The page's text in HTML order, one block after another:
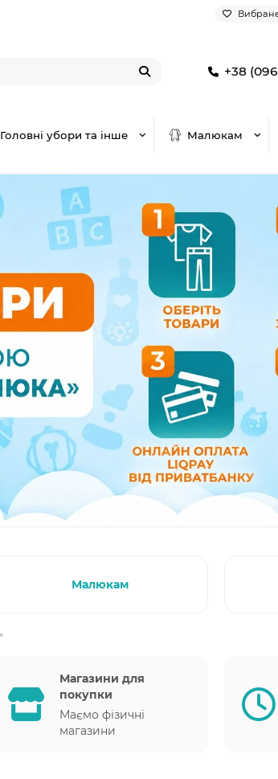
+38
Головні убори та інше Малюкам
Малюкам
Магазини для
покупки
Маємо фізичні
магазини